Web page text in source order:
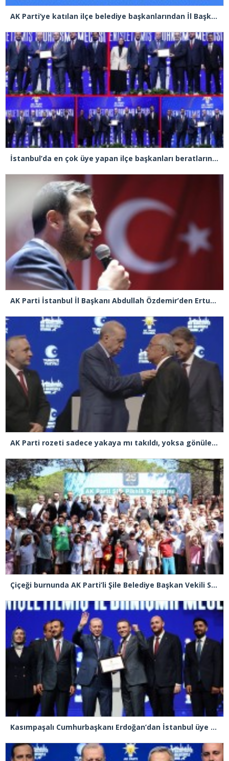
AK Parti’ye katılan ilçe belediye başkanlarından İl Başkanı Özdemir’e ziyaret
İstanbul’da en çok üye yapan ilçe başkanları beratlarını Cumhurbaşkanı Erdoğan’ın elinden aldı
AK Parti İstanbul İl Başkanı Abdullah Özdemir’den Ertuğrul Özkök’e “Franco” tepkisi
AK Parti rozeti sadece yakaya mı takıldı, yoksa gönüle takılmadı mı?
Çiçeği burnunda AK Parti’li Şile Belediye Başkan Vekili Sacit Terzi, teşkilatlarla piknikte buluştu
Kasımpaşalı Cumhurbaşkanı Erdoğan’dan İstanbul üye birincisi Beyoğlu İlçe Başkanı Kasım Fırat’a plaket